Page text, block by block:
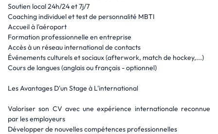
Soutien local 24h/24 et 7j/7
Coaching individuel et test de personnalité MBTI
Accueil à l'aéroport
Formation professionnelle en entreprise
Accès à un réseau international de contacts
Événements culturels et sociaux (afterwork, match de hockey,...)
Cours de langues (anglais ou français - optionnel)
Les Avantages D'un Stage à L'international
Valoriser son CV avec une expérience internationale reconnue
par les employeurs
Développer de nouvelles compétences professionnelles